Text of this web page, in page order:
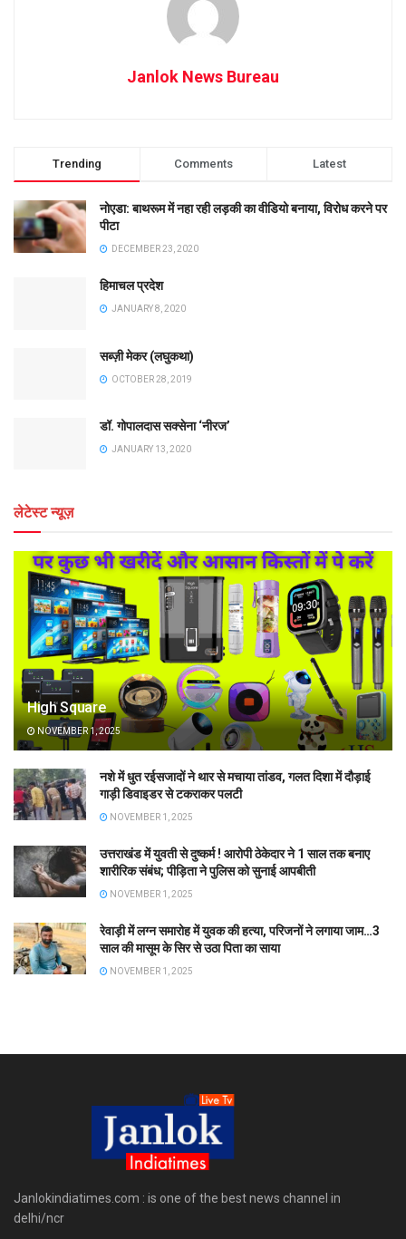
Janlok News Bureau
Trending Comments Latest
नोएडा: बाथरूम में नहा रही लड़की का वीडियो बनाया, विरोध करने पर
पीटा
DECEMBER 23, 2020
हिमाचल प्रदेश
JANUARY 8, 2020
सब्ज़ी मेकर (लघुकथा)
OCTOBER 28, 2019
डॉ. गोपालदास सक्सेना ‘नीरज’
JANUARY 13, 2020
लेटेस्ट न्यूज़
High Square
NOVEMBER 1, 2025
नशे में धुत रईसजादों ने थार से मचाया तांडव, गलत दिशा में दौड़ाई
गाड़ी डिवाइडर से टकराकर पलटी
NOVEMBER 1, 2025
उत्तराखंड में युवती से दुष्कर्म ! आरोपी ठेकेदार ने 1 साल तक बनाए
शारीरिक संबंध; पीड़िता ने पुलिस को सुनाई आपबीती
NOVEMBER 1, 2025
रेवाड़ी में लग्न समारोह में युवक की हत्या, परिजनों ने लगाया जाम…3
साल की मासूम के सिर से उठा पिता का साया
NOVEMBER 1, 2025
Janlokindiatimes.com : is one of the best news channel in
delhi/ncr